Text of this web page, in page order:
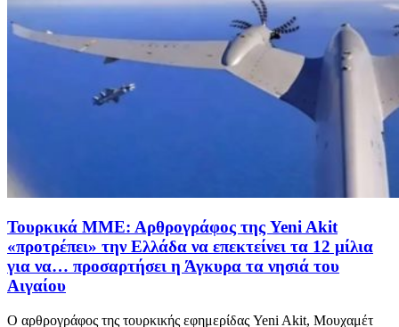
Τουρκικά ΜΜΕ: Αρθρογράφος της Yeni Akit
«προτρέπει» την Ελλάδα να επεκτείνει τα 12 μίλια
για να… προσαρτήσει η Άγκυρα τα νησιά του
Αιγαίου
Ο αρθρογράφος της τουρκικής εφημερίδας Yeni Akit, Μουχαμέτ